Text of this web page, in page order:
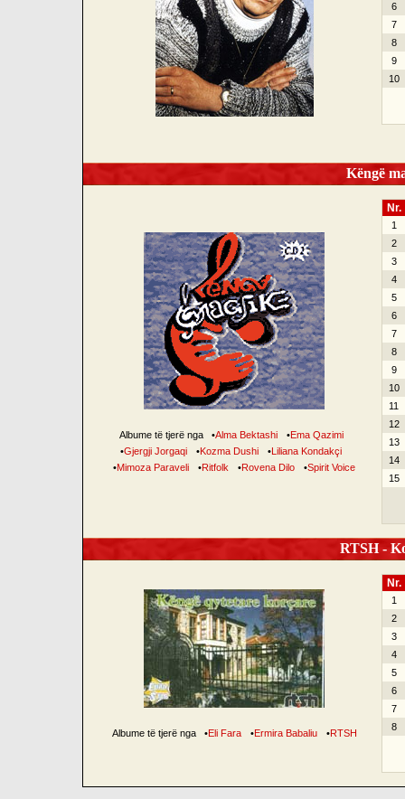
6
7
8
9
10
Këngë
Albume të tjerë nga •Alma Bektashi •Ema Qazimi
•Gjergji Jorgaqi •Kozma Dushi •Liliana Kondakçi
•Mimoza Paraveli •Ritfolk •Rovena Dilo •Spirit Voice
Nr.
1
2
3
4
5
6
7
8
9
10
11
12
13
14
15
RTSH -
Albume të tjerë nga •Eli Fara •Ermira Babaliu •RTSH
Nr.
1
2
3
4
5
6
7
8